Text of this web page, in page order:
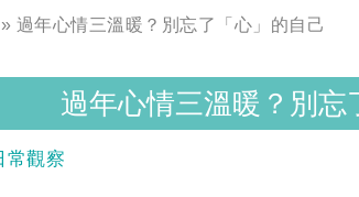
» 過年心情三溫暖？別忘了「心」的自己
過年心情三溫暖？別忘
常觀察